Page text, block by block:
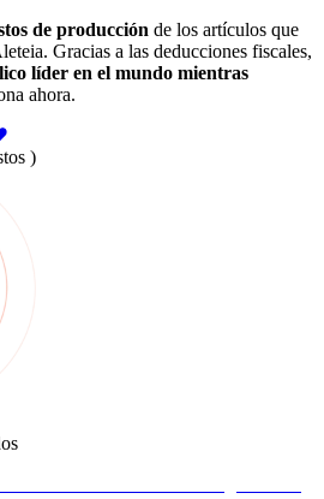
de producción de los artículos que
Gracias a las deducciones fiscales,
líder en el mundo mientras
ahora.
)